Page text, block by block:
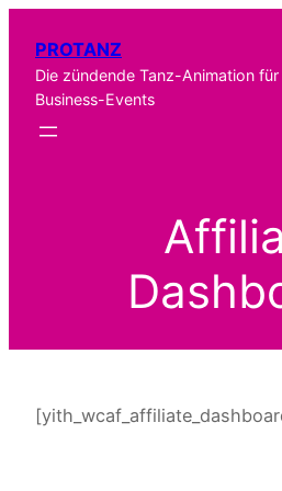
PROTANZ
Die zündende Tanz-Animation
Business-Events